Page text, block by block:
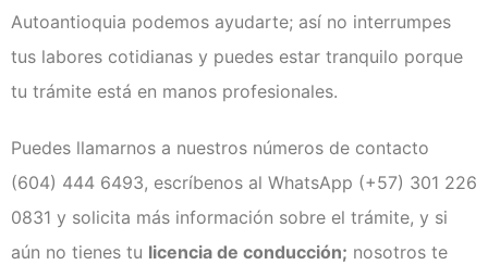
Autoantioquia podemos ayudarte; así no interrumpes
tus labores cotidianas y puedes estar tranquilo porque
tu trámite está en manos profesionales.
Puedes llamarnos a nuestros números de contacto
(604) 444 6493, escríbenos al WhatsApp (+57) 301 226
0831 y solicita más información sobre el trámite, y si
aún no tienes tu licencia de conducción; nosotros te